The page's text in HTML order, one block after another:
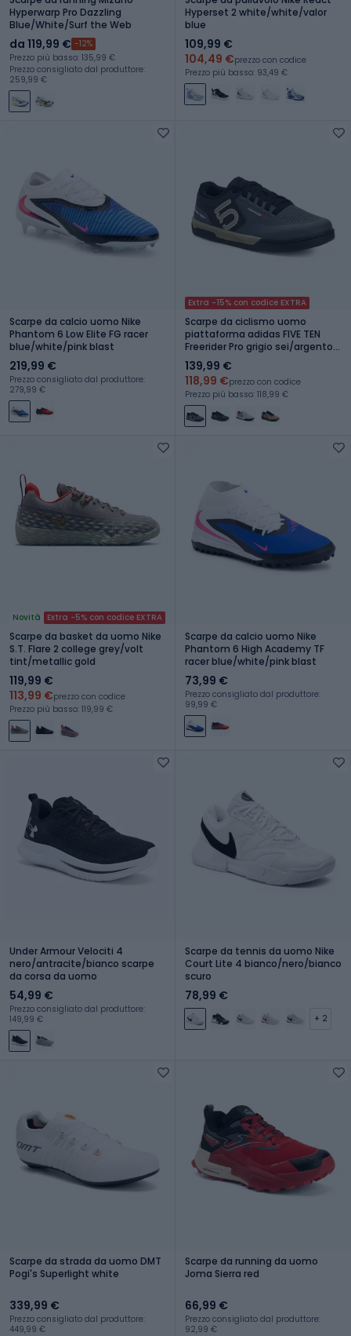
Hyperwarp Pro Dazzling
Blue/White/Surf the Web
da 119,99 € -12%
Prezzo più basso: 135,99 €
Prezzo consigliato dal produttore:
259,99 €
Hyperset 2 white/white/valor
blue
109,99 €
104,49 €prezzo con codice
Prezzo più basso: 93,49 €
Scarpe da calcio uomo Nike
Phantom 6 Low Elite FG racer
blue/white/pink blast
219,99 €
Prezzo consigliato dal produttore:
279,99 €
Extra -15% con codice EXTRA
Scarpe da ciclismo uomo
piattaforma adidas FIVE TEN
Freerider Pro grigio sei/argento
ciottoli/nero core
139,99 €
118,99 €prezzo con codice
Prezzo più basso: 118,99 €
Novità Extra -5% con codice EXTRA
Scarpe da basket da uomo Nike
S.T. Flare 2 college grey/volt
tint/metallic gold
119,99 €
113,99 €prezzo con codice
Prezzo più basso: 119,99 €
Scarpe da calcio uomo Nike
Phantom 6 High Academy TF
racer blue/white/pink blast
73,99 €
Prezzo consigliato dal produttore:
99,99 €
Under Armour Velociti 4
nero/antracite/bianco scarpe
da corsa da uomo
54,99 €
Prezzo consigliato dal produttore:
149,99 €
Scarpe da tennis da uomo Nike
Court Lite 4 bianco/nero/bianco
scuro
78,99 €
+ 2
Scarpe da strada da uomo DMT
Pogi's Superlight white
339,99 €
Prezzo consigliato dal produttore:
449,99 €
Scarpe da running da uomo
Joma Sierra red
66,99 €
Prezzo consigliato dal produttore:
92,99 €